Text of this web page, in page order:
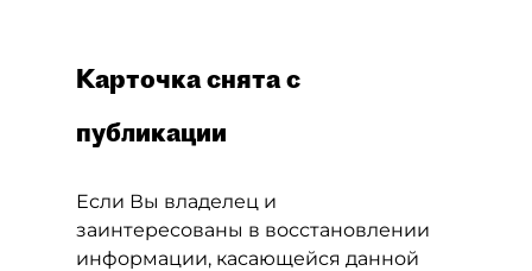
Карточка снята с
публикации
Если Вы владелец и
заинтересованы в восстановлении
информации, касающейся данной